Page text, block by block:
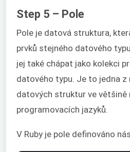
Step 5 – Pole
Pole je datová struktura,
prvků stejného datového
jej také chápat jako kolekci
datového typu. Je to jedna z
datových struktur ve většině
programovacích jazyků.
V Ruby je pole definováno